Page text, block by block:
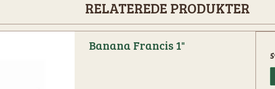
RELATEREDE PRODUKTER
Banana Francis 1"